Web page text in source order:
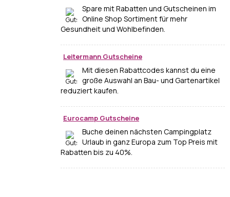
Spare mit Rabatten und Gutscheinen im
Online Shop Sortiment für mehr
Gesundheit und Wohlbefinden.
Leitermann Gutscheine
Mit diesen Rabattcodes kannst du eine
große Auswahl an Bau- und Gartenartikel
reduziert kaufen.
Eurocamp Gutscheine
Buche deinen nächsten Campingplatz
Urlaub in ganz Europa zum Top Preis mit
Rabatten bis zu 40%.